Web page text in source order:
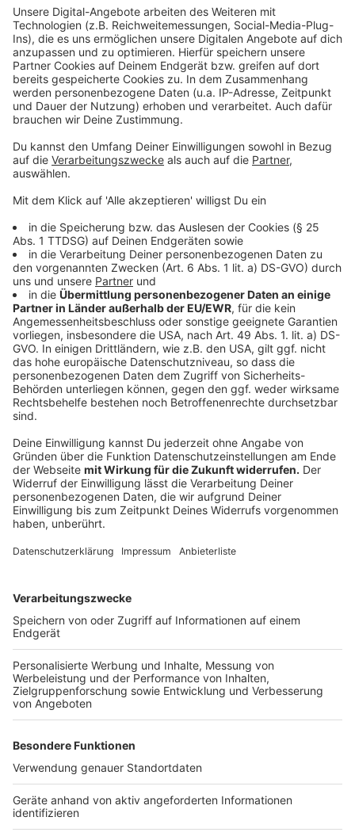
Mehr Informationen
Akzeptieren
powered byUsercentrics Consent
Management Platform
Sportübungen für Kinder im Grundschulalter -
präsentiert vom Basketballverein ALBA Berlin
Anzeige
Wir benötigen Ihre
Zustimmung, um den YouTube
Drittanbieters, um Videoinhalte
einzubetten. Dieser Service kann
Daten zu Ihren Aktivitäten
sammeln. Bitte lesen Sie die
Details durch und stimmen Sie der
Nutzung des Service zu, um dieses
Video anzusehen.
Mehr Informationen
powered byUsercentrics Consent
Management Platform
Sportübungen für Kinder im KITA-Alter - präsentiert
vom Basketballverein ALBA Berlin
Anzeige
Mehr Wissenswertes in unserem Podcast
"Corona. Und jetzt?"
Anzeige
Wer noch mehr zu diesem Thema erfahren möchte,
kann sich die neueste Folge unseres Podcasts
"Corona. Und jetzt?" anhören. Dort sprechen die
Kollegen José Narciandi und Nina Tenhaef unter
anderem mit Dr. Ingo Froböse und haben noch weitere
interessante Aspekte zum Schwerpunkt "Fit im
Homeoffice."
Anzeige
Den Podcast könnt ihr über Spotify, Apple Podcasts,
Deezer, Audio Now und auch über unsere Homepage